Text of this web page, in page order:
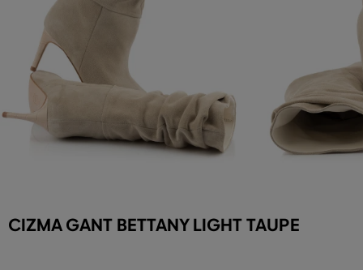
CIZMA GANT BETTANY LIGHT TAUPE